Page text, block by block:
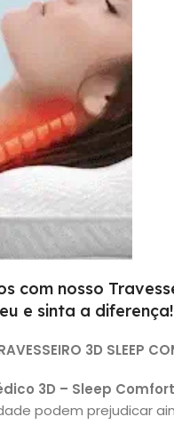
com nosso
e sinta a diferença!
3D SLEEP
3D – Sleep
podem prejudicar